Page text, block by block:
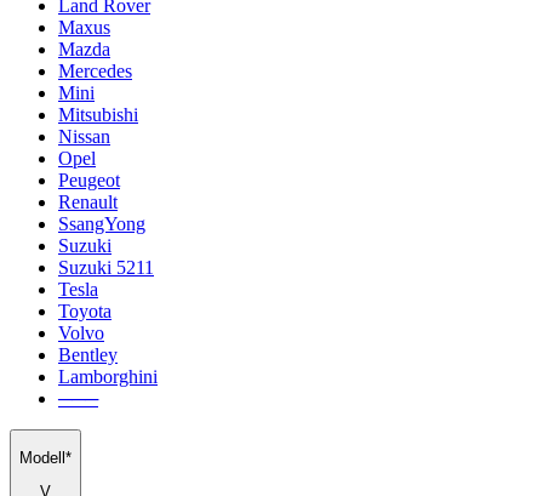
Land Rover
Maxus
Mazda
Mercedes
Mini
Mitsubishi
Nissan
Opel
Peugeot
Renault
SsangYong
Suzuki
Suzuki 5211
Tesla
Toyota
Volvo
Bentley
Lamborghini
───
Modell*
V